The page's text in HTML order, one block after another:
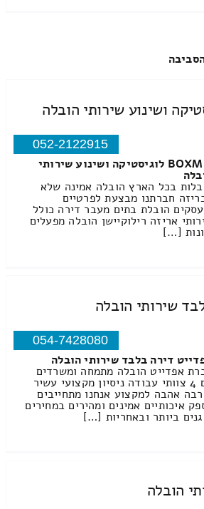
052-2122915
BOXMIL לוגיסטיקה ושינוע שירותי
בכל הארץ הובלה אמינה שלא
חברתנו מבצעת לפרטיים
הובלת בתים מעבר דירה כולל
אריזה רילוקיישן הובלה מפעלים
[…]
שירותי הובלה
054-7428080
דירה בלבד שירותי הובלה
אפדייט הובלה מתמחה ומשרדים
עם 4 צוותי עבודה ניסיון מקצועי עשיר
אהבה למקצוע אנחנו מתחייבים
איכותיים אמינים ומהירים במחירים
ביותר ובאחריות […]
הובלה